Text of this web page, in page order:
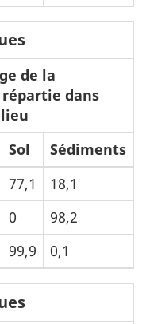
de la
dans
Sol
Sédiments
77,1
18,1
0
98,2
99,9 0,1